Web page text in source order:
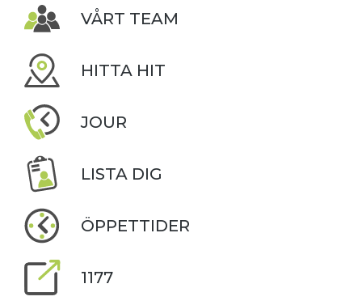
VÅRT TEAM
HITTA HIT
JOUR
LISTA DIG
ÖPPETTIDER
1177